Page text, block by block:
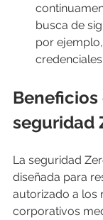
busca de
por
seguridad
La seguridad
diseñada para
autorizado a los
corporativos